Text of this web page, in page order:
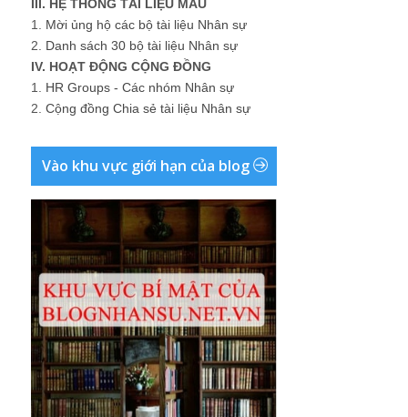
III. HỆ THỐNG TÀI LIỆU MẪU
1. Mời ủng hộ các bộ tài liệu Nhân sự
2. Danh sách 30 bộ tài liệu Nhân sự
IV. HOẠT ĐỘNG CỘNG ĐỒNG
1. HR Groups - Các nhóm Nhân sự
2. Cộng đồng Chia sẻ tài liệu Nhân sự
Vào khu vực giới hạn của blog